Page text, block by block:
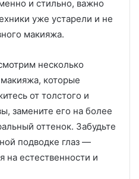
и стильно, важно
уже устарели и не
макияжа.
несколько
которые
от толстого и
замените его на более
оттенок. Забудьте
подводке глаз —
на естественности и